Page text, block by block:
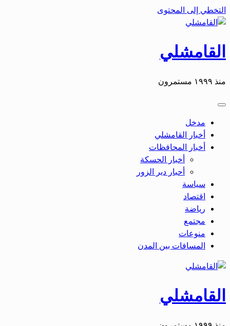
التخطي إلى المحتوى
القامشلي
منذ ١٩٩٩ مستمرون
مدخل
أخبار القامشلي
أخبار المحافظات
أخبار الحسكة
أحبار دير الزور
سياسة
اقتصاد
رياضة
مجتمع
منوعات
المسافات بين المدن
القامشلي